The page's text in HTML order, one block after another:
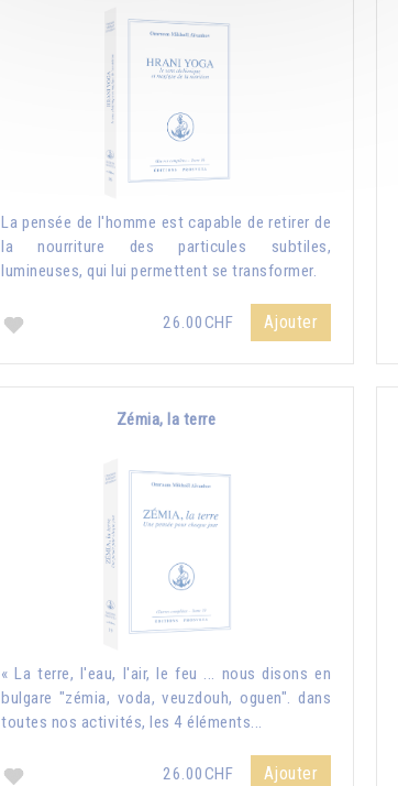
La pensée de l'homme est capable de retirer de
la nourriture des particules subtiles,
lumineuses, qui lui permettent se transformer.
26.00CHF Ajouter
Zémia, la terre
« La terre, l'eau, l'air, le feu ... nous disons en
bulgare "zémia, voda, veuzdouh, oguen". dans
toutes nos activités, les 4 éléments...
26.00CHF Ajouter